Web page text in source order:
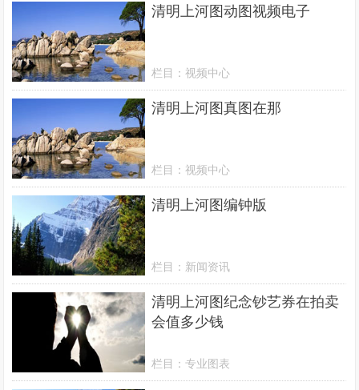
清明上河图动图视频电子
栏目：视频中心
清明上河图真图在那
栏目：视频中心
清明上河图编钟版
栏目： 新闻资讯
清明上河图纪念钞艺券在拍卖
会值多少钱
栏目：专业图表